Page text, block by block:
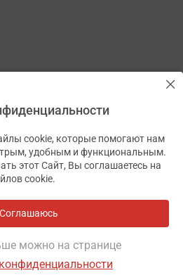
cookie, которые помогают нам
удобным и функциональным.
этот Сайт, Вы соглашаетесь на
cookie.
Соглашаюсь
можно на странице
✕